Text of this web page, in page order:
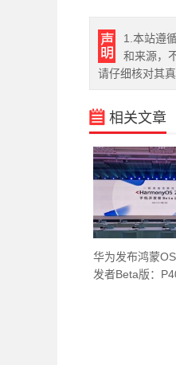
1.本站遵
和来源，
请仔细核对其
相关文章
华为发布鸿蒙
发者Beta版：